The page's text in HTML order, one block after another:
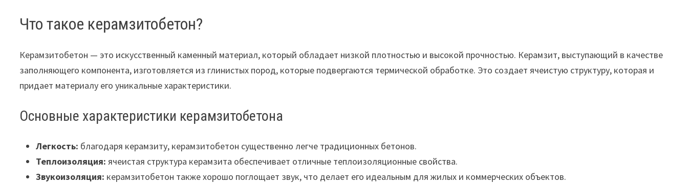
Что такое керамзитобетон?
Керамзитобетон — это искусственный каменный материал, который обладает низкой плотностью и высокой прочностью. Керамзит, выступающий в качестве
заполняющего компонента, изготовляется из глинистых пород, которые подвергаются термической обработке. Это создает ячеистую структуру, которая и
придает материалу его уникальные характеристики.
Основные характеристики керамзитобетона
Легкость: благодаря керамзиту, керамзитобетон существенно легче традиционных бетонов.
Теплоизоляция: ячеистая структура керамзита обеспечивает отличные теплоизоляционные свойства.
Звукоизоляция: керамзитобетон также хорошо поглощает звук, что делает его идеальным для жилых и коммерческих объектов.